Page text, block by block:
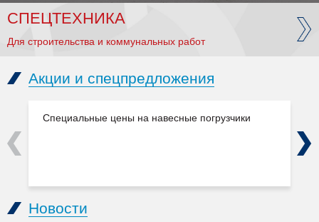
СПЕЦТЕХНИКА
Для строительства и коммунальных работ
Акции и спецпредложения
Специальные цены на навесные погрузчики
Previous Next
Новости